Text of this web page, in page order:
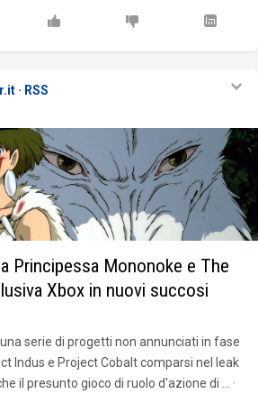
· RSS
Principessa Mononoke e The
Xbox in nuovi succosi
serie di progetti non annunciati in fase
Indus e Project Cobalt comparsi nel leak
il presunto gioco di ruolo d'azione di … ·